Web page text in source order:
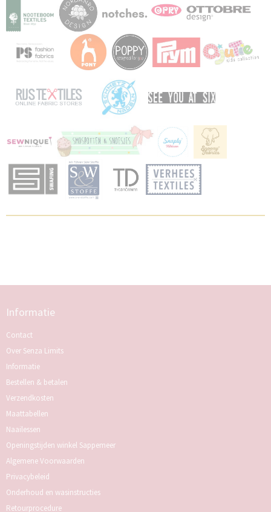
Informatie
Contact
Over Senza Limits
Informatie
Bestellen & betalen
Verzendkosten
Maattabellen
Naailessen
Openingstijden winkel Sappemeer
Algemene Voorwaarden
Privacybeleid
Onderhoud en wasinstructies
Retourprocedure